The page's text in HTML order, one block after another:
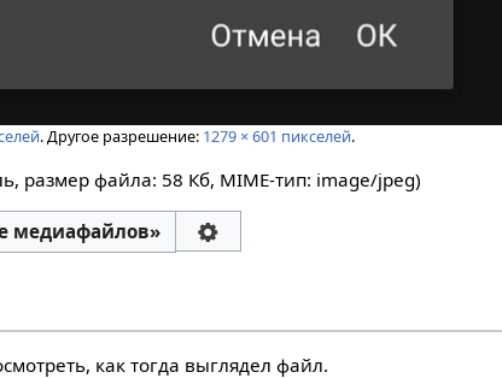
.Другое разрешение: 1279 × 601 пикселей.
размер файла: 58 Кб, MIME-тип: image/jpeg)
медиафайлов»
как тогда выглядел файл.